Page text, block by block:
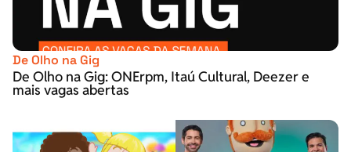
De Olho na Gig
De Olho na Gig: ONErpm, Itaú Cultural, Deezer e
mais vagas abertas